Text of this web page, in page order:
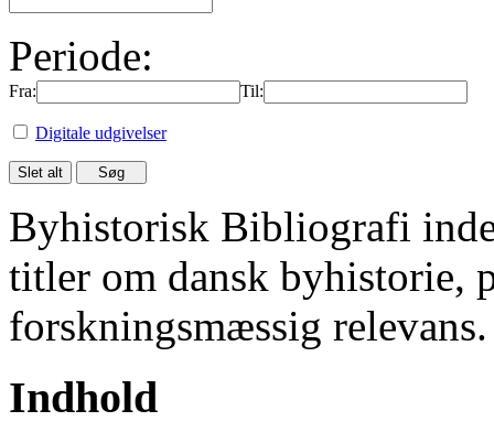
Periode:
Fra: Til:
Digitale udgivelser
Byhistorisk Bibliografi
titler om dansk byhistorie,
forskningsmæssig relevans.
Indhold